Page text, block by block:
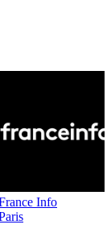
Info